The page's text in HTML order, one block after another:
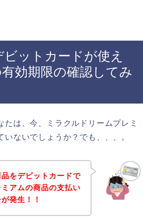
ットカードが使え
効期限の確認してみ
は、今、ミラクルドリームプレミ
ないでしょうか？でも、、、。
をデビットカードで
アムの商品の支払い
発生！！